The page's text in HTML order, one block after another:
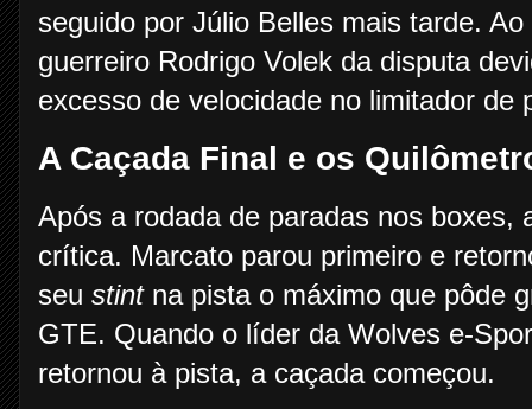
seguido por Júlio Belles mais tarde.
guerreiro Rodrigo Volek da disputa
excesso de velocidade no limitador de
A Caçada Final e os
Após a rodada de paradas nos boxes,
crítica. Marcato parou primeiro e
seu stintna pista o máximo que pôde
GTE. Quando o líder da Wolves e-
retornou à pista, a caçada começou.